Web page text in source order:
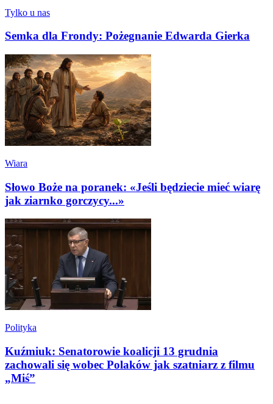
Tylko u nas
Semka dla Frondy: Pożegnanie Edwarda Gierka
Wiara
Słowo Boże na poranek: «Jeśli będziecie mieć wiarę
jak ziarnko gorczycy...»
Polityka
Kuźmiuk: Senatorowie koalicji 13 grudnia
zachowali się wobec Polaków jak szatniarz z filmu
„Miś”